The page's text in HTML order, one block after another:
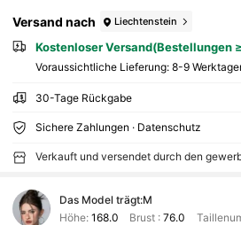
Versand nach Liechtenstein
Kostenloser Versand(Bestellungen
Voraussichtliche Lieferung: 8-9
30-Tage Rückgabe
Sichere Zahlungen · Datenschutz
Verkauft und versendet durch den
Das Model trägt:M
Höhe: 168.0 Brust :76.0